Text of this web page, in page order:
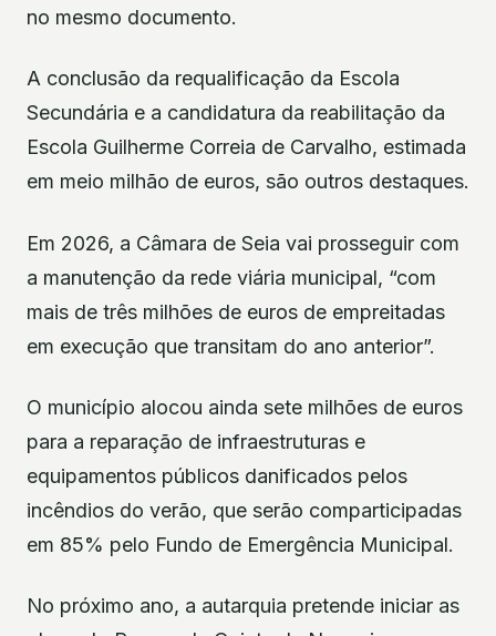
no mesmo documento.
A conclusão da requalificação da Escola
Secundária e a candidatura da reabilitação da
Escola Guilherme Correia de Carvalho, estimada
em meio milhão de euros, são outros destaques.
Em 2026, a Câmara de Seia vai prosseguir com
a manutenção da rede viária municipal, “com
mais de três milhões de euros de empreitadas
em execução que transitam do ano anterior”.
O município alocou ainda sete milhões de euros
para a reparação de infraestruturas e
equipamentos públicos danificados pelos
incêndios do verão, que serão comparticipadas
em 85% pelo Fundo de Emergência Municipal.
No próximo ano, a autarquia pretende iniciar as